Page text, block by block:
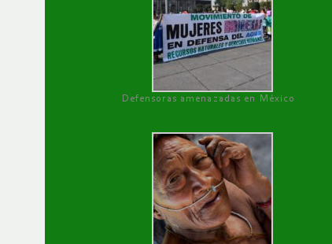
Defensoras amenazadas en México